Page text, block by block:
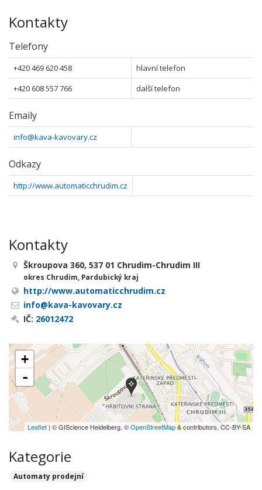
Kontakty
Telefony
+420 469 620 458
hlavní telefon
+420 608 557 766
další telefon
Emaily
info@kava-kavovary.cz
Odkazy
http://www.automaticchrudim.cz
Kontakty
Škroupova 360, 537 01 Chrudim-Chrudim III
okres Chrudim, Pardubický kraj
http://www.automaticchrudim.cz
info@kava-kavovary.cz
IČ: 26012472
+
-
Leaflet | © GIScience Heidelberg, ©OpenStreetMap& contributors, CC-BY-SA
Kategorie
Automaty prodejní